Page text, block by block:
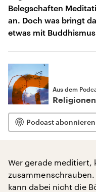
Belegschaften
an. Doch was bringt
etwas mit
Aus dem
Religionen
Podcast abonnieren
Wer gerade meditiert,
kann dabei nicht die